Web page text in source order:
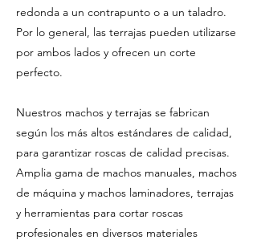
redonda a un contrapunto o a un taladro.
Por lo general, las terrajas pueden utilizarse
por ambos lados y ofrecen un corte
perfecto.
Nuestros machos y terrajas se fabrican
según los más altos estándares de calidad,
para garantizar roscas de calidad precisas.
Amplia gama de machos manuales, machos
de máquina y machos laminadores, terrajas
y herramientas para cortar roscas
profesionales en diversos materiales